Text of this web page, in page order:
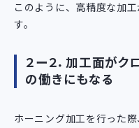
このように、高精度な加
す。
２ー２．加工面が
の働きにもなる
ホーニング加工を行った